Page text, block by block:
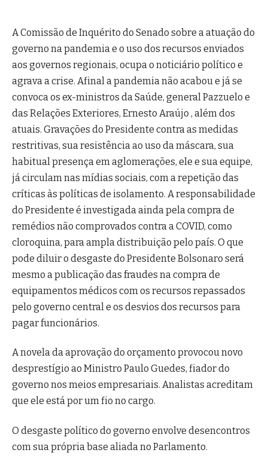
A Comissão de Inquérito do Senado sobre a atuação do
governo na pandemia e o uso dos recursos enviados
aos governos regionais, ocupa o noticiário político e
agrava a crise. Afinal a pandemia não acabou e já se
convoca os ex-ministros da Saúde, general Pazzuelo e
das Relações Exteriores, Ernesto Araújo , além dos
atuais. Gravações do Presidente contra as medidas
restritivas, sua resistência ao uso da máscara, sua
habitual presença em aglomerações, ele e sua equipe,
já circulam nas mídias sociais, com a repetição das
críticas às políticas de isolamento. A responsabilidade
do Presidente é investigada ainda pela compra de
remédios não comprovados contra a COVID, como
cloroquina, para ampla distribuição pelo país. O que
pode diluir o desgaste do Presidente Bolsonaro será
mesmo a publicação das fraudes na compra de
equipamentos médicos com os recursos repassados
pelo governo central e os desvios dos recursos para
pagar funcionários.
A novela da aprovação do orçamento provocou novo
desprestígio ao Ministro Paulo Guedes, fiador do
governo nos meios empresariais. Analistas acreditam
que ele está por um fio no cargo.
O desgaste político do governo envolve desencontros
com sua própria base aliada no Parlamento.